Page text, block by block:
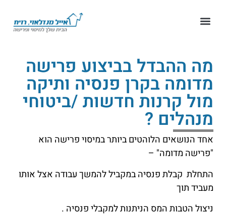
מה ההבדל בביצוע פרישה
מדומה בקרן פנסיה ותיקה
מול קרנות חדשות /ביטוחי
מנהלים ?
אחד הנושאים הלוהטים ביותר במיסוי פרישה הוא
"פרישה מדומה" –
התחלת קבלת פנסיה במקביל להמשך עבודה אצל אותו
מעביד תוך
ניצול הטבות המס הניתנות למקבלי פנסיה .